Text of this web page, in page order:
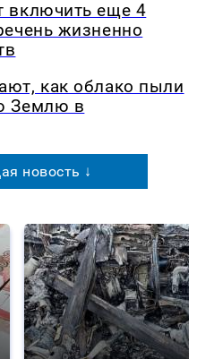
включить еще 4
жизненно
как облако пыли
Землю в
новость ↓